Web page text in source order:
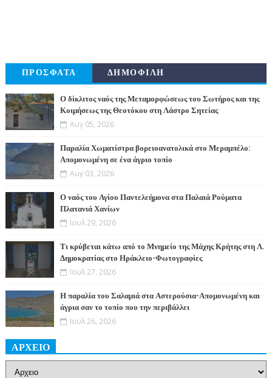
ΠΡΟΣΦΑΤΑ ΔΗΜΟΦΙΛΗ
Ο δίκλιτος ναός της Μεταμορφώσεως του Σωτήρος και της
Κοιμήσεως της Θεοτόκου στη Λάστρο Σητείας
Αυγ 05, 2026
Παραλία Χωματίστρα βορειοανατολικά στο Μεραμπέλο:
Απομονωμένη σε ένα άγριο τοπίο
Αυγ 03, 2026
Ο ναός του Αγίου Παντελεήμονα στα Παλαιά Ρούματα
Πλατανιά Χανίων
Ιουλ 29, 2026
Τι κρύβεται κάτω από το Μνημείο της Μάχης Κρήτης στη Λ.
Δημοκρατίας στο Ηράκλειο-Φωτογραφίες
Ιουλ 27, 2026
Η παραλία του Σαλαμιά στα Αστερούσια-Απομονωμένη και
άγρια σαν το τοπίο που την περιβάλλει
Ιουλ 26, 2026
ΑΡΧΕΙΟ